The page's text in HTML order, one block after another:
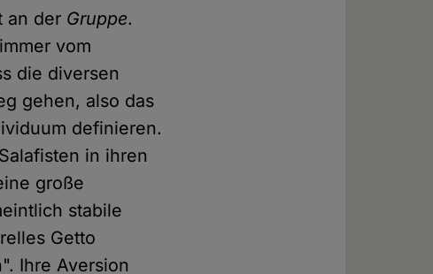
an der Gruppe.
vom
die diversen
gehen, also das
definieren.
in ihren
große
stabile
Getto
Ihre Aversion